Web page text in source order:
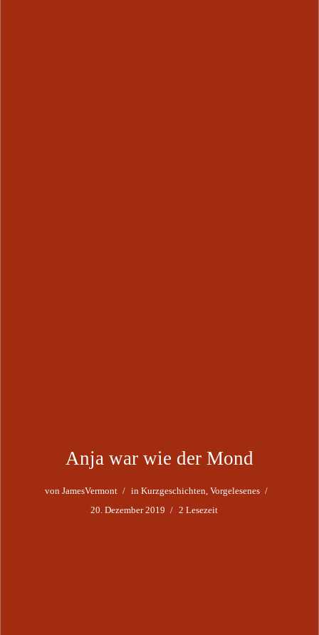
Anja war wie der Mond
vonJamesVermont inKurzgeschichten ,Vorgelesenes
20. Dezember 2019
2 Lesezeit